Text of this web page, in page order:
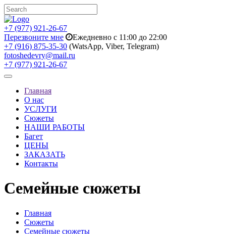
+7 (977) 921-26-67
Перезвоните мне
Ежедневно с 11:00 до 22:00
+7 (916) 875-35-30 (WatsApp, Viber, Telegram)
fotoshedevry@mail.ru
+7 (977) 921-26-67
Toggle
navigationГлавная
О нас
УСЛУГИ
Сюжеты
НАШИ РАБОТЫ
Багет
ЦЕНЫ
ЗАКАЗАТЬ
Контакты
Семейные сюжеты
Главная
Сюжеты
Семейные сюжеты